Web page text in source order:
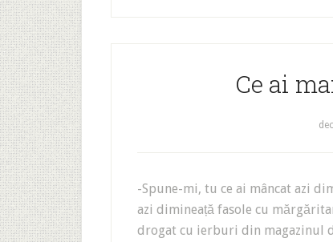
Ce ai
-Spune-mi, tu ce ai mâncat azi
azi dimineață fasole cu
drogat cu ierburi din magazinul